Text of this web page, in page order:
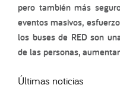
pero también más
eventos masivos,
los buses de RED son
de las personas,
Últimas noticias